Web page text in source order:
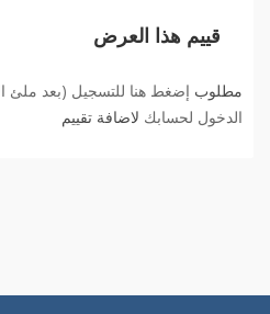
قييم هذا العرض
مطلوب إضغط هنا للتسجيل (بعد ملئ
الدخول لحسابك لاضافة تقييم